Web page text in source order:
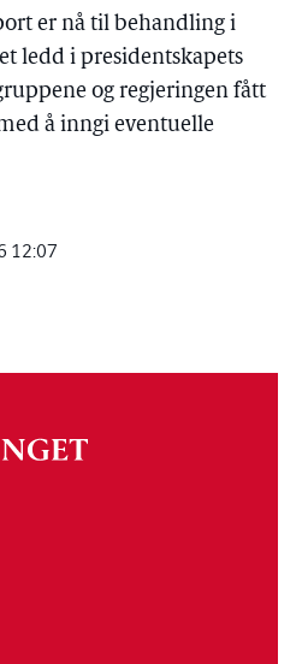
er nå til behandling i
ledd i presidentskapets
og regjeringen fått
å inngi eventuelle
12:07